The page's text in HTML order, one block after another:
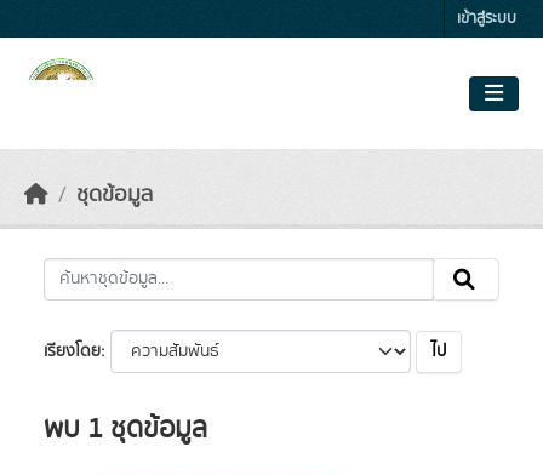
เข้าสู่ระบบ
ชุดข้อมูล
เรียงโดย ไป
พบ 1 ชุดข้อมูล